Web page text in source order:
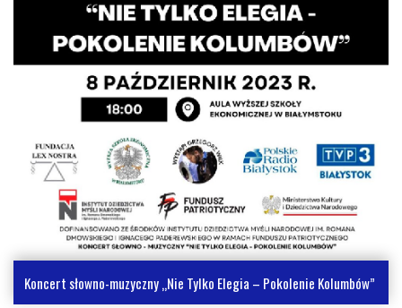
Koncert słowno-muzyczny „Nie Tylko Elegia – Pokolenie Kolumbów”